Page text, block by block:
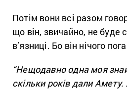
Потім вони всі разом
що він, звичайно, не буде
в’язниці. Бо він нічого
“Нещодавно одна моя
скільки років дали Амету.